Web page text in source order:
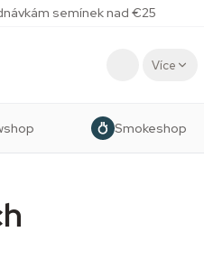
semínek nad €25
Více
Smokeshop